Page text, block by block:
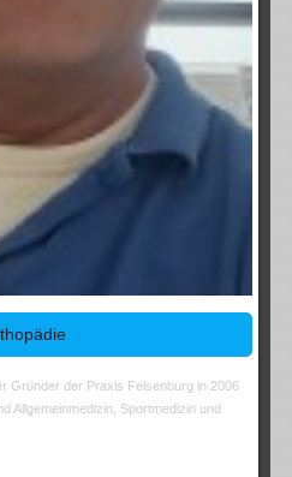
Gründer der Praxis Felsenburg in 2006
Allgemeinmedizin, Sportmedizin und